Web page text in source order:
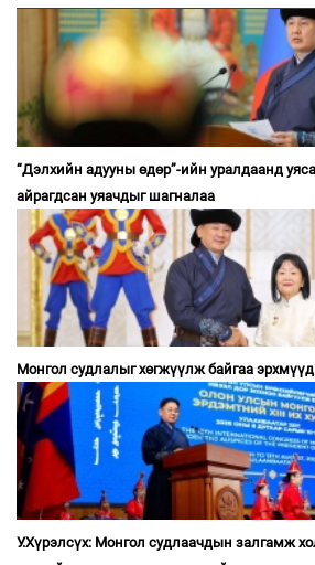
“Дэлхийн адууны өдөр”-ийн уралдаанд
айрагдсан уяачдыг шагналаа
Монгол судлалыг хөгжүүлж байгаа
У.Хүрэлсүх: Монгол судлаачдын залгамж